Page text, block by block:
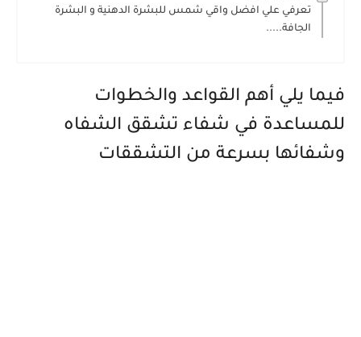
تعرفي علي افضل واقي شمس للبشرة الدهنية و البشرة
الجافة.....
فيما يلي أهم القواعد والخطوات
للمساعدة في شفاء تشقق الشفاه
وشفائها بسرعة من التشققات